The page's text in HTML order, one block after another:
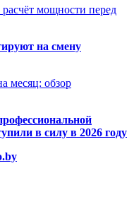
мощности перед
на смену
месяц: обзор
в силу в 2026 году